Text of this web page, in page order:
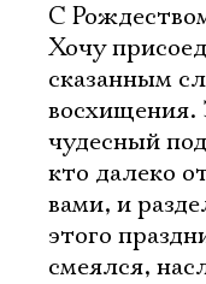
С
Хочу
сказанным
чудесный
кто далеко
вами, и
этого
смеялся,